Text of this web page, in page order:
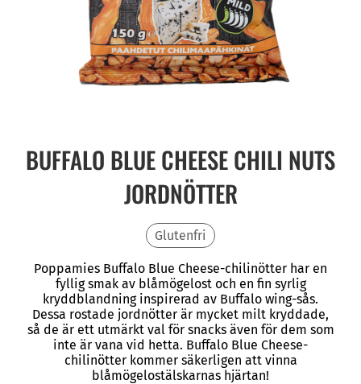
BUFFALO BLUE CHEESE CHILI NUTS
JORDNÖTTER
Glutenfri
Poppamies Buffalo Blue Cheese-chilinötter har en
fyllig smak av blåmögelost och en fin syrlig
kryddblandning inspirerad av Buffalo wing-sås.
Dessa rostade jordnötter är mycket milt kryddade,
så de är ett utmärkt val för snacks även för dem som
inte är vana vid hetta. Buffalo Blue Cheese-
chilinötter kommer säkerligen att vinna
blåmögelostälskarnas hjärtan!